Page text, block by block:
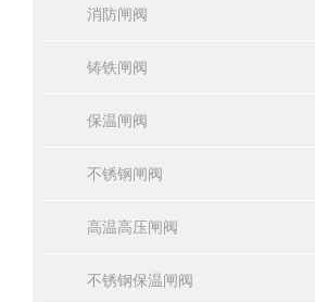
消防闸阀
铸铁闸阀
保温闸阀
不锈钢闸阀
高温高压闸阀
不锈钢保温闸阀